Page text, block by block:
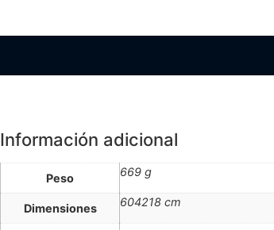
Información adicional
Peso 669 g
Dimensiones 604218 cm